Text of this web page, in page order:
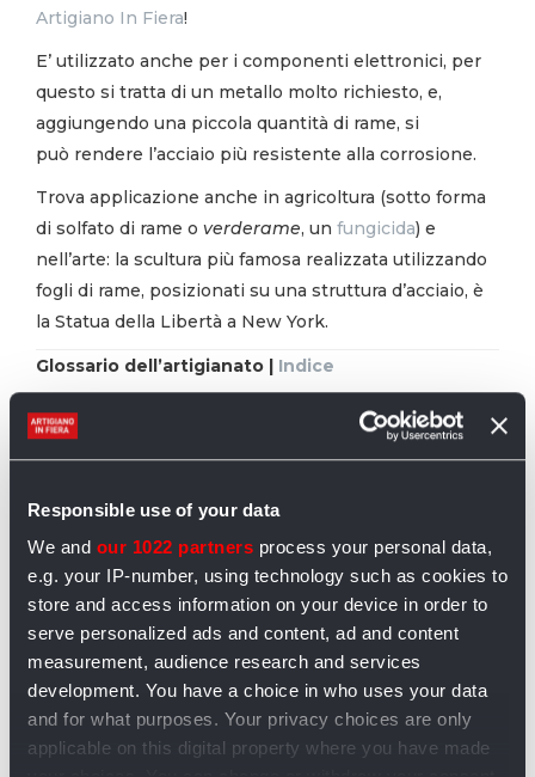
Responsible use of your data
We and our 1022 partners process your personal data,
e.g. your IP-number, using technology such as cookies to
store and access information on your device in order to
serve personalized ads and content, ad and content
measurement, audience research and services
development. You have a choice in who uses your data
and for what purposes. Your privacy choices are only
applicable on this digital property where you have made
Artigiano In Fiera!
E’ utilizzato anche per i componenti elettronici, per
questo si tratta di un metallo molto richiesto, e,
aggiungendo una piccola quantità di rame, si
può rendere l’acciaio più resistente alla corrosione.
Trova applicazione anche in agricoltura (sotto forma
di solfato di rame o verderame, un fungicida) e
nell’arte: la scultura più famosa realizzata utilizzando
fogli di rame, posizionati su una struttura d’acciaio, è
la Statua della Libertà a New York.
Glossario dell’artigianato | Indice